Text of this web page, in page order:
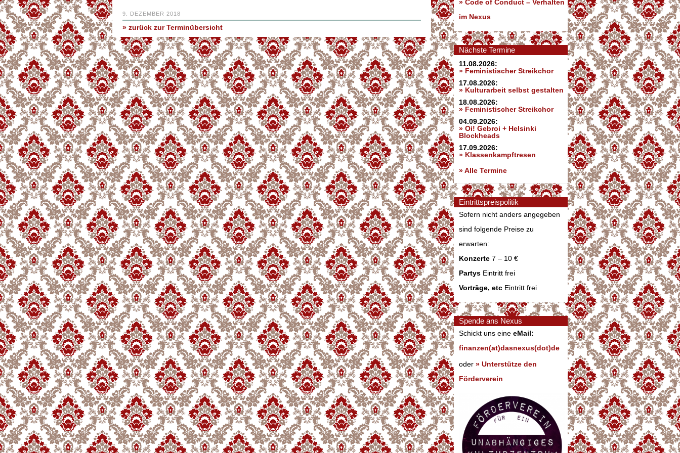
9. DEZEMBER 2018
» zurück zur Terminübersicht
» Code of Conduct – Verhalten
im Nexus
Nächste Termine
11.08.2026:
» Feministischer Streikchor
17.08.2026:
» Kulturarbeit selbst gestalten
18.08.2026:
» Feministischer Streikchor
04.09.2026:
» Oi! Gebroi + Helsinki
Blockheads
17.09.2026:
» Klassenkampftresen
» Alle Termine
Eintrittspreispolitik
Sofern nicht anders angegeben
sind folgende Preise zu
erwarten:
Konzerte 7 – 10 €
Partys Eintritt frei
Vorträge, etc Eintritt frei
Spende ans Nexus
Schickt uns eine eMail:
finanzen(at)dasnexus(dot)de
oder » Unterstütze den
Förderverein